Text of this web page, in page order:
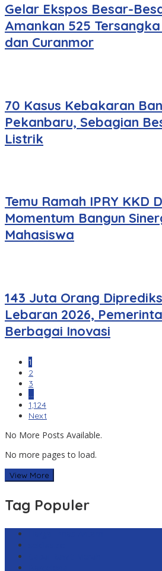
Gelar Ekspos Besar-
Amankan 525
dan Curanmor
70 Kasus Kebakaran
Pekanbaru, Sebagian
Listrik
Temu Ramah IPRY KKD
Momentum Bangun
Mahasiswa
143 Juta Orang
Lebaran 2026,
Berbagai Inovasi
1
2
3
…
1,124
Next
No More Posts Available.
No more pages to load.
View More
Tag Populer